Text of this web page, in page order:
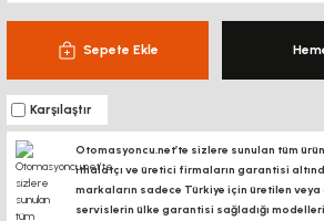
Sepete Ekle
Karşılaştır
Otomasyoncu.net’te sizlere sunulan tüm
ithalatçı ve üretici firmaların garantisi
markaların sadece Türkiye için üretilen
servislerin ülke garantisi sağladığı